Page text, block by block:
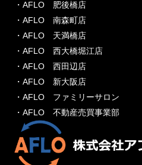
・AFLO 肥後橋店
・AFLO 南森町店
・AFLO 天満橋店
・AFLO 西大橋堀江店
・AFLO 西田辺店
・AFLO 新大阪店
・AFLO ファミリーサロン
・AFLO 不動産売買事業部